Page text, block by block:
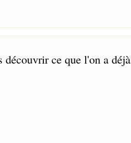
découvrir ce que l'on a